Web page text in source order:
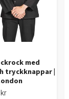
med
tryckknappar |